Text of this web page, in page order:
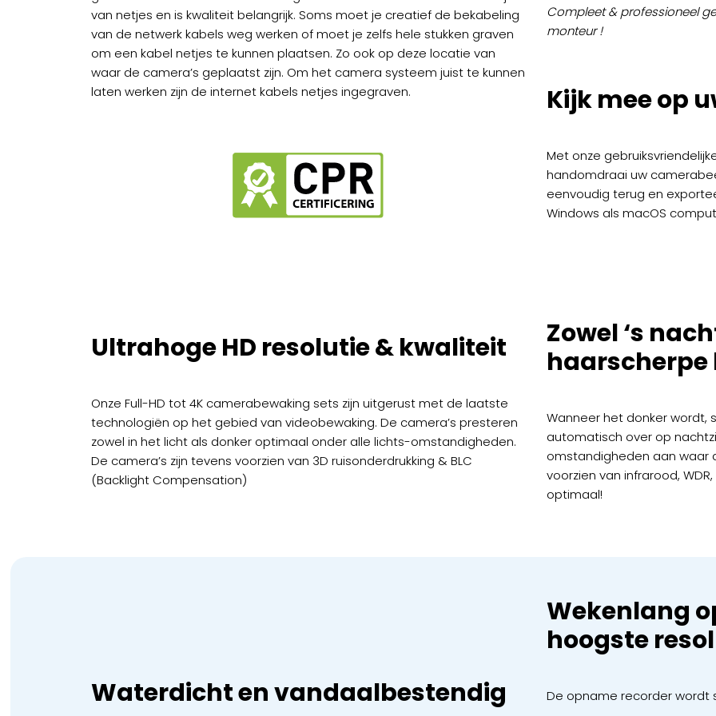
van netjes en is kwaliteit belangrijk. Soms moet je creatief de bekabeling
van de netwerk kabels weg werken of moet je zelfs hele stukken graven
om een kabel netjes te kunnen plaatsen. Zo ook op deze locatie van
waar de camera’s geplaatst zijn. Om het camera systeem juist te kunnen
laten werken zijn de internet kabels netjes ingegraven.
Compleet & professioneel
monteur !
Kijk mee op
Met onze
handomdraai uw
eenvoudig terug en
Windows als macOS
Ultrahoge HD resolutie & kwaliteit
Onze Full-HD tot 4K camerabewaking sets zijn uitgerust met de laatste
technologiën op het gebied van videobewaking. De camera’s presteren
zowel in het licht als donker optimaal onder alle lichts-omstandigheden.
De camera’s zijn tevens voorzien van 3D ruisonderdrukking & BLC
(Backlight Compensation)
Zowel ‘s
haarscherpe
Wanneer het donker wordt,
automatisch over op
omstandigheden aan waar
voorzien van infrarood,
optimaal!
Waterdicht en vandaalbestendig
Wekenlang
hoogste
De opname recorder wordt